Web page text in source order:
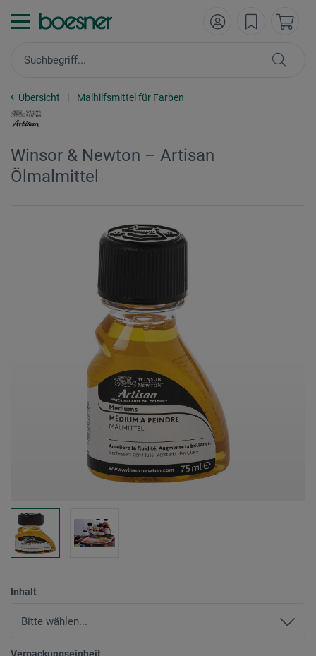
Übersicht Malhilfsmittel für Farben
Winsor & Newton – Artisan
Ölmalmittel
Inhalt
Verpackungseinheit